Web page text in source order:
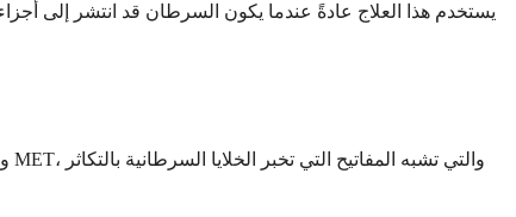
يستخدم هذا العلاج عادةً عندما يكون السرطان قد انتشر إلى